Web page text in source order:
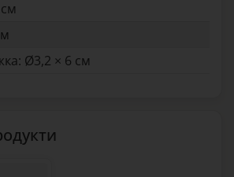
Ø3,2 × 6 см